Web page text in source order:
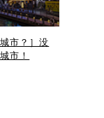
市？］没
市！